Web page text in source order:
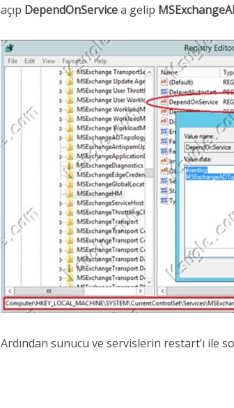
açıp DependOnServicea gelip
Ardından sunucu ve servislerin restart’ı ile